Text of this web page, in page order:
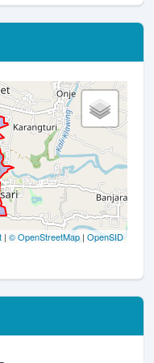
Jaya jaya
| © OpenStreetMap | OpenSID